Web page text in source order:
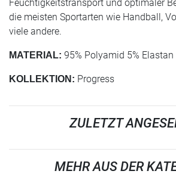
Feuchtigkeitstransport und optimaler
die meisten Sportarten wie Handball,
viele andere.
MATERIAL: 95% Polyamid 5% Elastan
KOLLEKTION: Progress
ZULETZT
MEHR AUS DER